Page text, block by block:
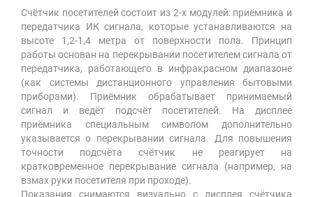
Счётчик посетителей состоит из 2-х модулей: приёмника и
передатчика ИК сигнала, которые устанавливаются на
высоте 1,2-1,4 метра от поверхности пола. Принцип
работы основан на перекрывании посетителем сигнала от
передатчика, работающего в инфракрасном диапазоне
(как системы дистанционного управления бытовыми
приборами). Приёмник обрабатывает принимаемый
сигнал и ведёт подсчёт посетителей. На дисплее
приёмника специальным символом дополнительно
указывается о перекрывании сигнала. Для повышения
точности подсчёта счётчик не реагирует на
кратковременное перекрывание сигнала (например, на
взмах руки посетителя при проходе).
Показания снимаются визуально с дисплея счётчика